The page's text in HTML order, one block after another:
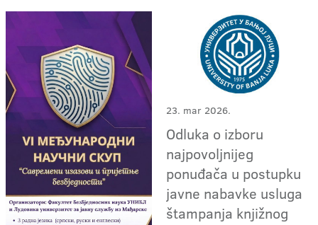
23. mar 2026.
Odluka o izboru
najpovoljnijeg
ponuđača u postupku
javne nabavke usluga
štampanja knjižnog